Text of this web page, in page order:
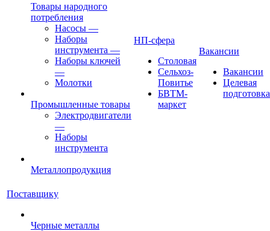
Товары народного
потребления
Насосы —
Наборы
инструмента —
Наборы ключей
—
Молотки
Промышленные товары
Электродвигатели
—
Наборы
инструмента
Металлопродукция
НП-сфера
Столовая
Сельхоз-
Повитье
БВТМ-
маркет
Вакансии
Вакансии
Целевая
подготовка
Поставщику
Черные металлы